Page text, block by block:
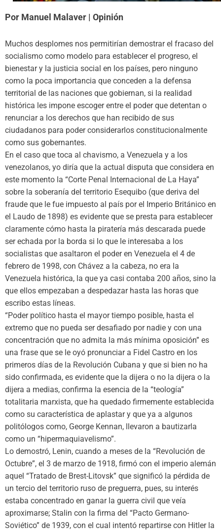
Por Manuel Malaver | Opinión
Muchos desplomes nos permitirían demostrar el fracaso del
socialismo como modelo para establecer el progreso, el
bienestar y la justicia social en los países, pero ninguno
como la poca importancia que conceden a la defensa
territorial de las naciones que gobiernan, si la realidad
histórica les impone escoger entre el poder que detentan o
renunciar a los derechos que han recibido de sus
ciudadanos para poder considerarlos constitucionalmente
como sus gobernantes.
En el caso que toca al chavismo, a Venezuela y a los
venezolanos, yo diría que la actual disputa que considera en
este momento la “Corte Penal Internacional de La Haya”
sobre la soberanía del territorio Esequibo (que deriva del
fraude que le fue impuesto al país por el Imperio Británico en
el Laudo de 1898) es evidente que se presta para establecer
claramente cómo hasta la piratería más descarada puede
ser echada por la borda si lo que le interesaba a los
socialistas que asaltaron el poder en Venezuela el 4 de
febrero de 1998, con Chávez a la cabeza, no era la
Venezuela histórica, la que ya casi contaba 200 años, sino la
que ellos empezaban a despedazar hasta las horas que
escribo estas líneas.
“Poder político hasta el mayor tiempo posible, hasta el
extremo que no pueda ser desafiado por nadie y con una
concentración que no admita la más mínima oposición” es
una frase que se le oyó pronunciar a Fidel Castro en los
primeros días de la Revolución Cubana y que si bien no ha
sido confirmada, es evidente que la dijera o no la dijera o la
dijera a medias, confirma la esencia de la “teología”
totalitaria marxista, que ha quedado firmemente establecida
como su característica de aplastar y que ya a algunos
politólogos como, George Kennan, llevaron a bautizarla
como un “hipermaquiavelismo”.
Lo demostró, Lenin, cuando a meses de la “Revolución de
Octubre”, el 3 de marzo de 1918, firmó con el imperio alemán
aquel “Tratado de Brest-Litovsk” que significó la pérdida de
un tercio del territorio ruso de preguerra, pues, su interés
estaba concentrado en ganar la guerra civil que veía
aproximarse; Stalin con la firma del “Pacto Germano-
Soviético” de 1939, con el cual intentó repartirse con Hitler la